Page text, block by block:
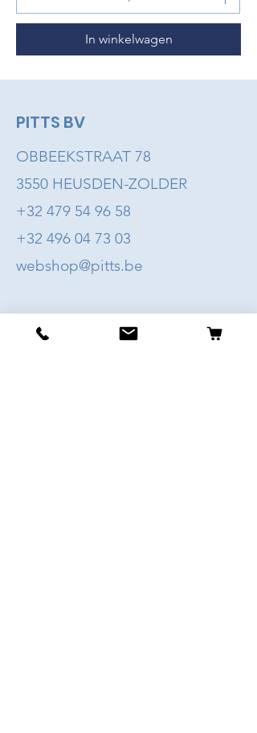
In winkelwagen
PITTS BV
OBBEEKSTRAAT 78
3550 HEUSDEN-ZOLDER
+32 479 54 96 58
+32 496 04 73 03
webshop@pitts.be